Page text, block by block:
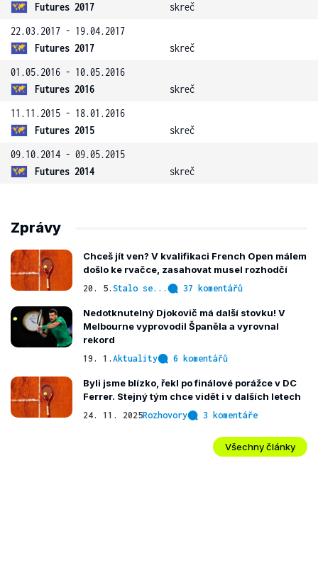
Futures 2017
skreč
22.03.2017 - 19.04.2017
Futures 2017
skreč
01.05.2016 - 10.05.2016
Futures 2016
skreč
11.11.2015 - 18.01.2016
Futures 2015
skreč
09.10.2014 - 09.05.2015
Futures 2014
skreč
Zprávy
Chceš jít ven? V kvalifikaci French Open málem
došlo ke rvačce, zasahovat musel rozhodčí
20. 5. Stalo se... 37 komentářů
Nedotknutelný Djokovič má další stovku! V
Melbourne vyprovodil Španěla a vyrovnal
rekord
19. 1. Aktuality 6 komentářů
Byli jsme blízko, řekl po finálové porážce v DC
Ferrer. Stejný tým chce vidět i v dalších letech
24. 11. 2025Rozhovory 3 komentáře
Všechny články